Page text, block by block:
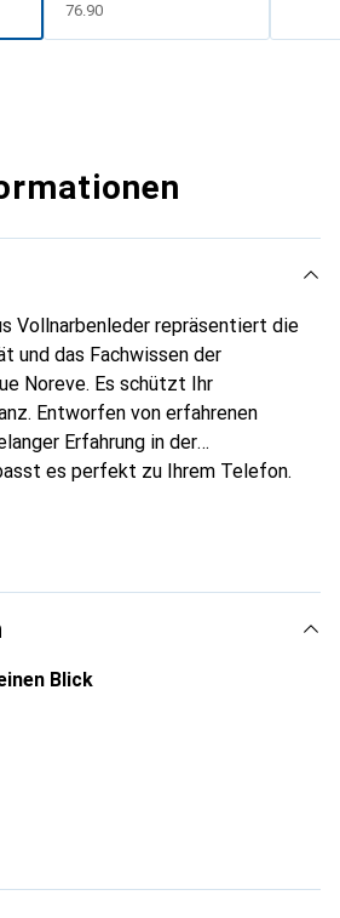
CHF
76.90
Vollnarbenleder repräsentiert die
und das Fachwissen der
Noreve. Es schützt Ihr
Entworfen von erfahrenen
Erfahrung in der
es perfekt zu Ihrem Telefon.
zum schicken und
für ihre hochwertigen Produkte ist
zuverlässige Wahl für eine
Blick